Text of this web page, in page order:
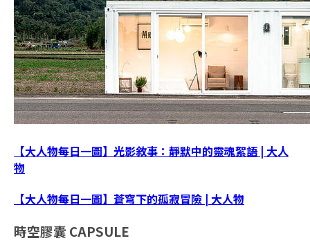
【大人物每日一圖】光影敘事：靜默中的靈魂絮語 | 大人
物
【大人物每日一圖】蒼穹下的孤寂冒險 | 大人物
時空膠囊 CAPSULE